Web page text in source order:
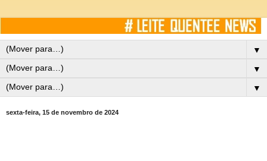
▼
▼
▼
sexta-feira, 15 de novembro de 2024